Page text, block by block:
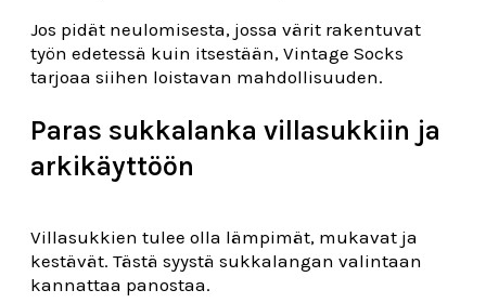
Jos pidät neulomisesta, jossa värit rakentuvat
työn edetessä kuin itsestään, Vintage Socks
tarjoaa siihen loistavan mahdollisuuden.
Paras sukkalanka villasukkiin ja
arkikäyttöön
Villasukkien tulee olla lämpimät, mukavat ja
kestävät. Tästä syystä sukkalangan valintaan
kannattaa panostaa.